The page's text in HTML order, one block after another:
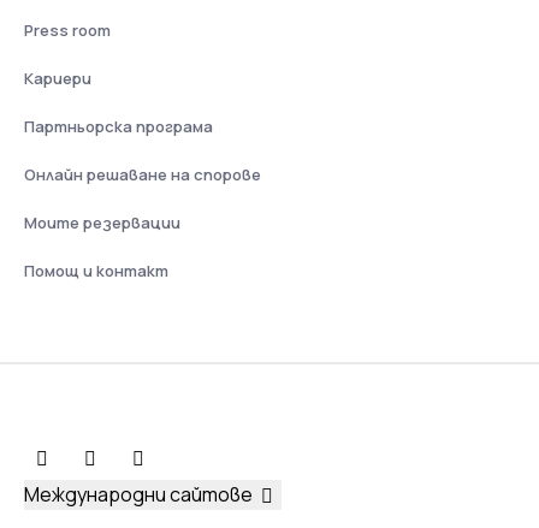
Press room
Кариери
Партньорска програма
Онлайн решаване на спорове
Моите резервации
Помощ и контакт
Международни сайтове